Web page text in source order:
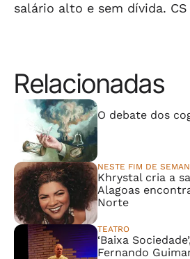
salário alto e sem dívida. CS
Relacionadas
O debate dos
NESTE FIM DE
Khrystal cria a
Alagoas
Norte
TEATRO
‘Baixa
Fernando